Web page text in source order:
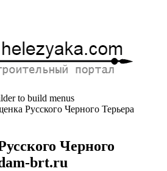
to build menus
Русского Черного Терьера
Черного
brt.ru